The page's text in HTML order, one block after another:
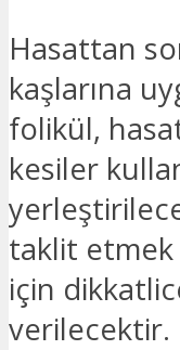
Hasattan
kaşlarına
folikül,
kesiler
taklit etmek
için
verilecektir.